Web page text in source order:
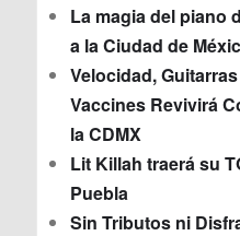
La magia del piano
a la Ciudad de
Velocidad,
Vaccines Revivirá
la CDMX
Lit Killah traerá su
Puebla
Sin Tributos ni